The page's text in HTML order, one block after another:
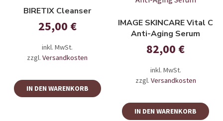
BIRETIX Cleanser
25,00 €
inkl. MwSt.
zzgl.Versandkosten
IN DEN WARENKORB
IMAGE SKINCARE Vital C
Anti-Aging Serum
82,00 €
inkl. MwSt.
zzgl. Versandkosten
IN DEN WARENKORB